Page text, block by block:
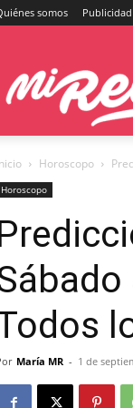
somos Publicidad
Horoscopo
Horoscopo
María MR - 1 de